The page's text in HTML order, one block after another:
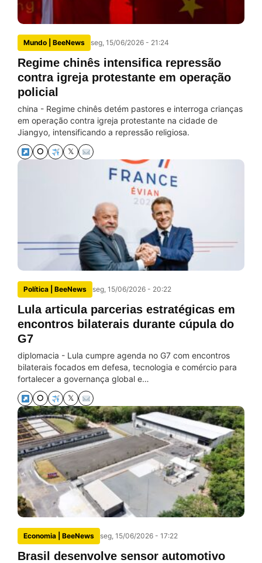
Mundo | BeeNews seg, 15/06/2026 - 21:24
Regime chinês intensifica repressão
contra igreja protestante em operação
policial
china - Regime chinês detém pastores e interroga crianças
em operação contra igreja protestante na cidade de
Jiangyo, intensificando a repressão religiosa.
⭘ 𝕏
Política | BeeNews seg, 15/06/2026 - 20:22
Lula articula parcerias estratégicas em
encontros bilaterais durante cúpula do
G7
diplomacia - Lula cumpre agenda no G7 com encontros
bilaterais focados em defesa, tecnologia e comércio para
fortalecer a governança global e…
⭘ 𝕏
Economia | BeeNews seg, 15/06/2026 - 17:22
Brasil desenvolve sensor automotivo